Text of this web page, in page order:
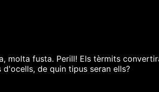
fusta. Perill! Els tèrmits
de quin tipus seran ells?